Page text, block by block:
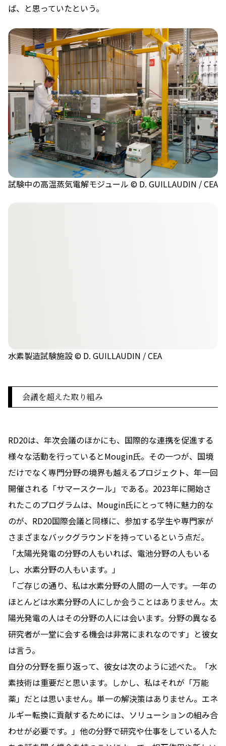
ば、と思っていたという。
試験中の高温蒸気電解モジュール © D. GUILLAUDIN / CEA
水素製造試験施設 © D. GUILLAUDIN / CEA
会議を超えた取り組み
RD20は、年次会議のほかにも、国際的な連携を促進する
様々な活動を行っているとMougin氏。その一つが、国境
だけでなく専門分野の境界も越えるプロジェクト、年一回
開催される「サマースクール」である。2023年に開始さ
れたこのプログラムは、Mougin氏にとって特に魅力的な
のが、RD20国際会議と同様に、参加する学生や専門家が
さまざまなバックグラウンドを持っているという点だ。
「太陽光発電の分野の人もいれば、電池分野の人もいる
し、水素分野の人もいます。」
「ご存じの通り、私は水素分野の人間の一人です。一年の
ほとんどは水素分野の人にしか会うことはありません。太
陽光発電の人はその分野の人には会います。分野の異なる
研究者が一堂に会する機会は非常にまれなのです」と彼女
は言う。
自分の分野を振り返って、彼女は次のように述べた。「水
素技術は重要だと思います。しかし、私はそれが「万能
薬」だとは思いません。単一の解決策はありません。エネ
ルギー転換に貢献するためには、ソリューションの組み合
わせが必要です。」他の分野で研究や仕事をしている人た